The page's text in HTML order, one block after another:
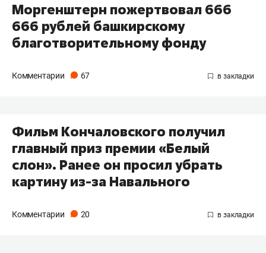
Моргенштерн пожертвовал 666
666 рублей башкирскому
благотворительному фонду
Комментарии 67
Фильм Кончаловского получил
главный приз премии «Белый
слон». Ранее он просил убрать
картину из-за Навального
Комментарии 20